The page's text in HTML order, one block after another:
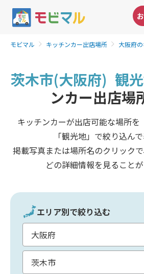
モビマル キッチンカー出店場所 大阪府
茨木市(大阪府) 観
ンカー出店場
キッチンカーが出店可能な場所を
「観光地」で絞り込ん
掲載写真または場所名のクリック
どの詳細情報を見ることが
エリア別で絞り込む